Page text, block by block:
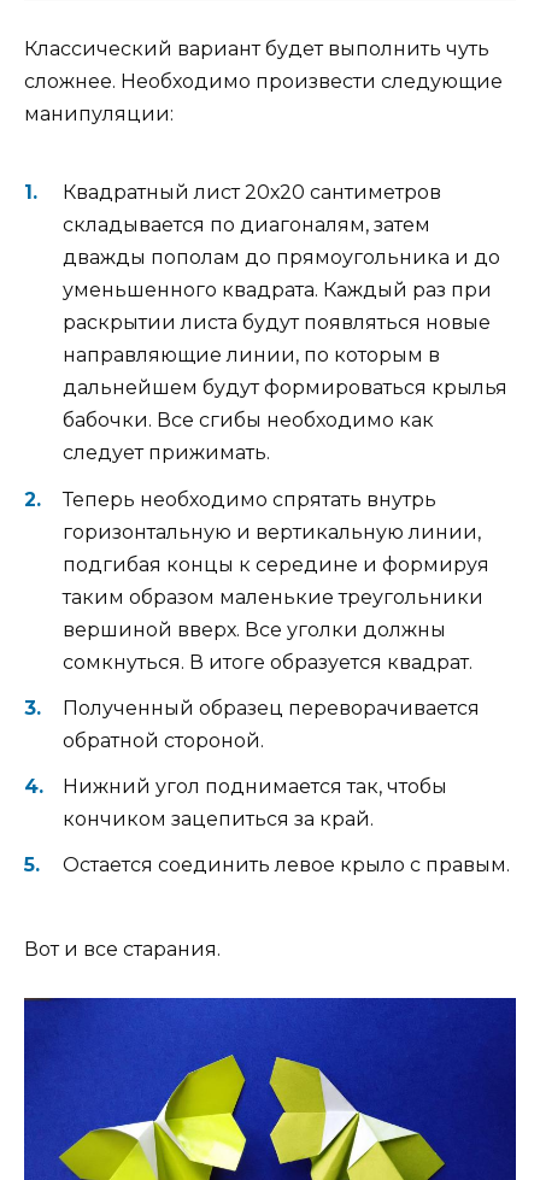
Классический вариант будет выполнить чуть
сложнее. Необходимо произвести следующие
манипуляции:
Квадратный лист 20х20 сантиметров
складывается по диагоналям, затем
дважды пополам до прямоугольника и до
уменьшенного квадрата. Каждый раз при
раскрытии листа будут появляться новые
направляющие линии, по которым в
дальнейшем будут формироваться крылья
бабочки. Все сгибы необходимо как
следует прижимать.
Теперь необходимо спрятать внутрь
горизонтальную и вертикальную линии,
подгибая концы к середине и формируя
таким образом маленькие треугольники
вершиной вверх. Все уголки должны
сомкнуться. В итоге образуется квадрат.
Полученный образец переворачивается
обратной стороной.
Нижний угол поднимается так, чтобы
кончиком зацепиться за край.
Остается соединить левое крыло с правым.
Вот и все старания.